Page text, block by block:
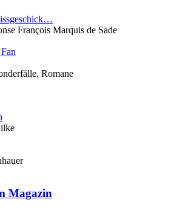
François Marquis de Sade
Romane
Magazin